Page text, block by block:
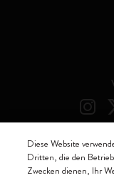
Moleskine ® ist ein
socio unico
Diese Website
Dritten, die den
Zwecken dienen, Ihr